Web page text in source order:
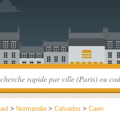
> Normandie > Calvados > Caen